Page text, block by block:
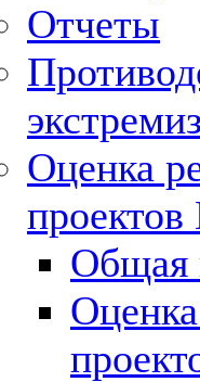
Отчеты
Оценка
Общая